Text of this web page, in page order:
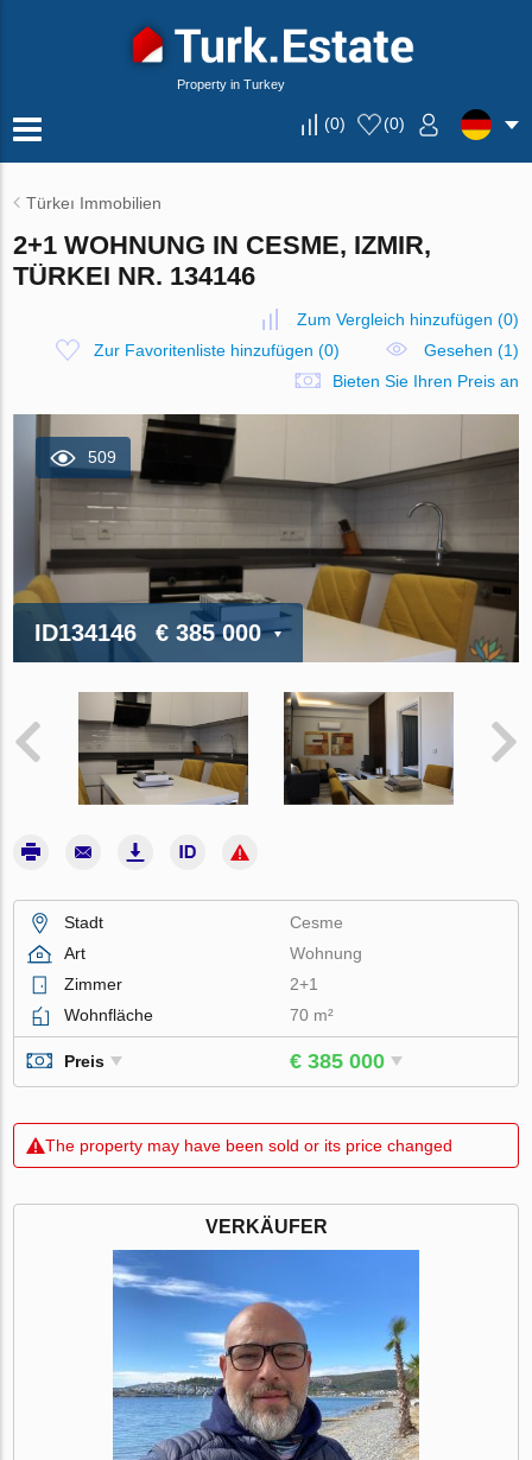
Property in Turkey
(0) (0)
Türkeı Immobilien
2+1 WOHNUNG IN CESME, IZMIR,
TÜRKEI NR. 134146
Zum Vergleich hinzufügen (0)
Zur Favoritenliste hinzufügen (0)
Gesehen (1)
Bieten Sie Ihren Preis an
509
ID134146 € 385 000
Stadt
Cesme
Art
Wohnung
Zimmer
2+1
Wohnfläche
70 m²
Preis € 385 000
The property may have been sold or its price changed
VERKÄUFER